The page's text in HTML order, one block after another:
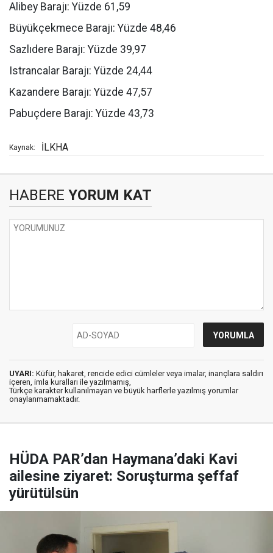
Alibey Barajı: Yüzde 61,59
Büyükçekmece Barajı: Yüzde 48,46
Sazlıdere Barajı: Yüzde 39,97
Istrancalar Barajı: Yüzde 24,44
Kazandere Barajı: Yüzde 47,57
Pabuçdere Barajı: Yüzde 43,73
Kaynak: İLKHA
HABERE YORUM KAT
UYARI: Küfür, hakaret, rencide edici cümleler veya imalar, inançlara saldırı
içeren, imla kuralları ile yazılmamış,
Türkçe karakter kullanılmayan ve büyük harflerle yazılmış yorumlar
onaylanmamaktadır.
HÜDA PAR’dan Haymana’daki Kavi
ailesine ziyaret: Soruşturma şeffaf
yürütülsün